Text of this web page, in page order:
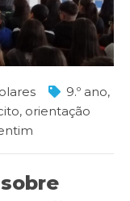
9.º ano,
, orientação